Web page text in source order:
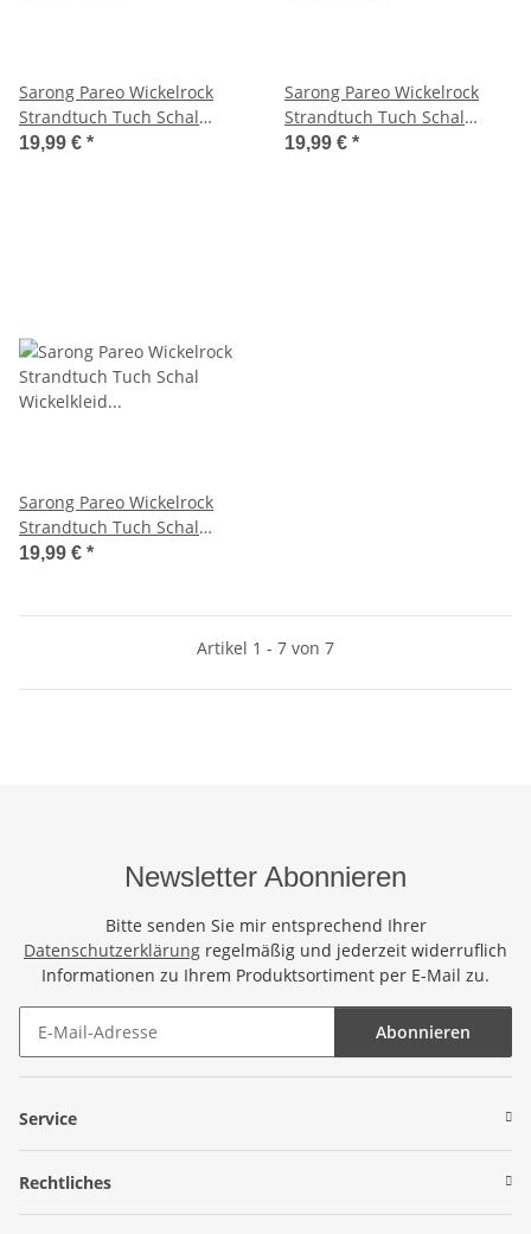
Sarong Pareo Wickelrock
Strandtuch Tuch Schal
Wickelkleid Strandkleid
19,99 € *
Sarong Pareo Wickelrock
Strandtuch Tuch Schal
Wickelkleid Strandkleid
19,99 € *
Sarong Pareo Wickelrock
Strandtuch Tuch Schal
Wickelkleid Strandkleid
19,99 € *
Artikel 1 - 7 von 7
Newsletter Abonnieren
Bitte senden Sie mir entsprechend Ihrer
Datenschutzerklärung regelmäßig und jederzeit widerruflich
Informationen zu Ihrem Produktsortiment per E-Mail zu.
Abonnieren
Service
Rechtliches